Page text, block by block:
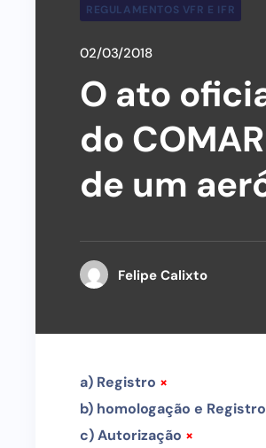
REGULAMENTOS VFR E IFR
02/03/2018
O ato
do
de um
Felipe Calixto
a) Registro ×
b) homologação e Registro
c) Autorização ×